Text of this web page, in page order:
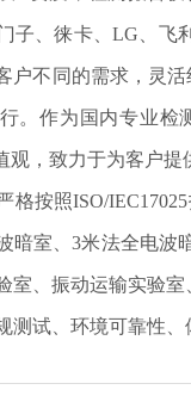
子、徕卡、LG、飞
户不同的需求，灵活
。作为国内专业检
观，致力于为客户提
格按照ISO/
暗室、3米法全电波
室、振动运输实验
测试、环境可靠性